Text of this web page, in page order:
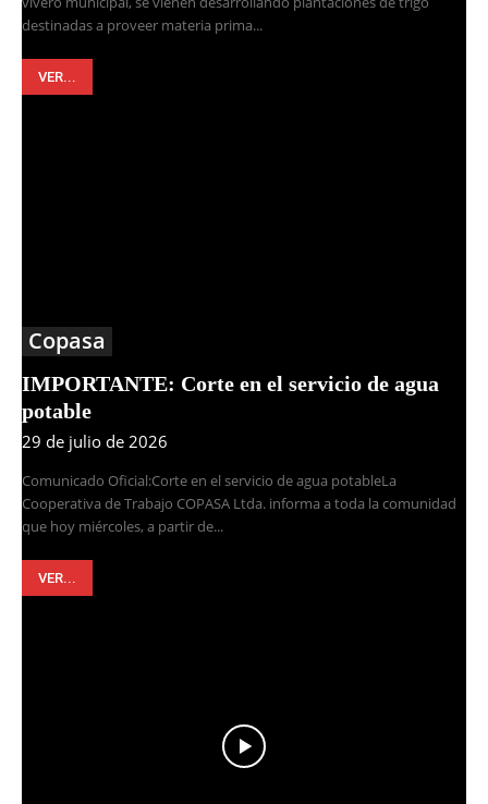
destinadas a proveer materia prima...
VER...
Copasa
IMPORTANTE: Corte en el servicio de agua
potable
29 de julio de 2026
Comunicado Oficial:Corte en el servicio de agua potableLa
Cooperativa de Trabajo COPASA Ltda. informa a toda la comunidad
que hoy miércoles, a partir de...
VER...